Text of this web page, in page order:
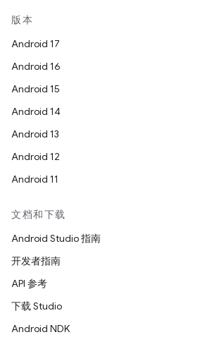
版本
Android 17
Android 16
Android 15
Android 14
Android 13
Android 12
Android 11
文档和下载
Android Studio 指南
开发者指南
API 参考
下载 Studio
Android NDK